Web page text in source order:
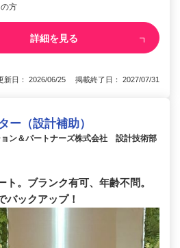
方
詳細を見る
新日： 2026/06/25 掲載終了日： 2027/07/31
ー（設計補助）
ン＆パートナーズ株式会社 設計技術部
。ブランク有可、年齢不問。
バックアップ！